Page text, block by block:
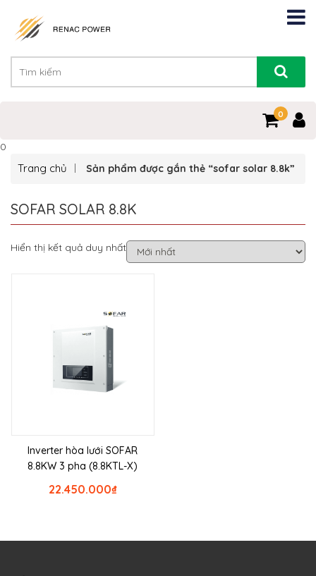
0
0
Trang chủ Sản phẩm được gắn thẻ “sofar solar 8.8k”
SOFAR SOLAR 8.8K
Hiển thị kết quả duy nhất
Inverter hòa lưới SOFAR
8.8KW 3 pha (8.8KTL-X)
₫
22.450.000